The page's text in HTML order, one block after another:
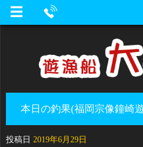
本日の釣果(福岡宗像鐘崎
投稿日 2019年6月29日